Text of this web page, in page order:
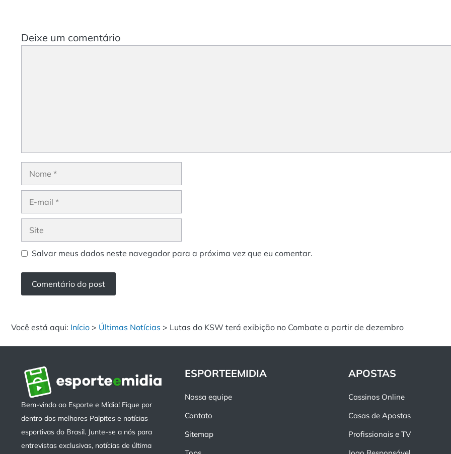
Deixe um comentário
Salvar meus dados neste navegador para a próxima vez que eu comentar.
Você está aqui: Início > Últimas Notícias > Lutas do KSW terá exibição no Combate a partir de dezembro
Bem-vindo ao Esporte e Mídia! Fique por
dentro dos melhores Palpites e notícias
esportivas do Brasil. Junte-se a nós para
entrevistas exclusivas, notícias de última
ESPORTEEMIDIA
Nossa equipe
Contato
Sitemap
APOSTAS
Cassinos Online
Casas de Apostas
Profissionais e TV